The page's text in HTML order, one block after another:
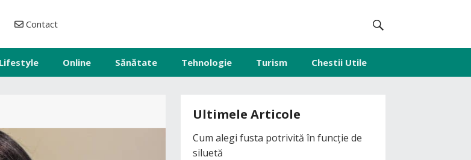
Contact
Lifestyle Online Sănătate Tehnologie Turism Chestii Utile
Ultimele Articole
Cum alegi fusta potrivită în funcție de
siluetă